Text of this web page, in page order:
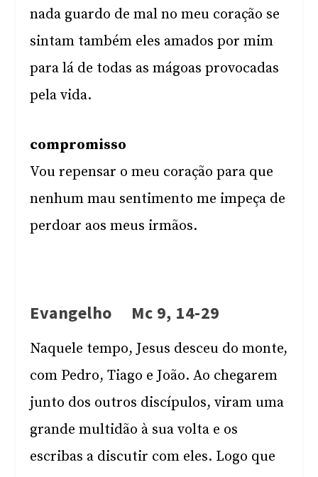
nada guardo de mal no meu coração se
sintam também eles amados por mim
para lá de todas as mágoas provocadas
pela vida.
compromisso
Vou repensar o meu coração para que
nenhum mau sentimento me impeça de
perdoar aos meus irmãos.
Evangelho Mc 9, 14-29
Naquele tempo, Jesus desceu do monte,
com Pedro, Tiago e João. Ao chegarem
junto dos outros discípulos, viram uma
grande multidão à sua volta e os
escribas a discutir com eles. Logo que